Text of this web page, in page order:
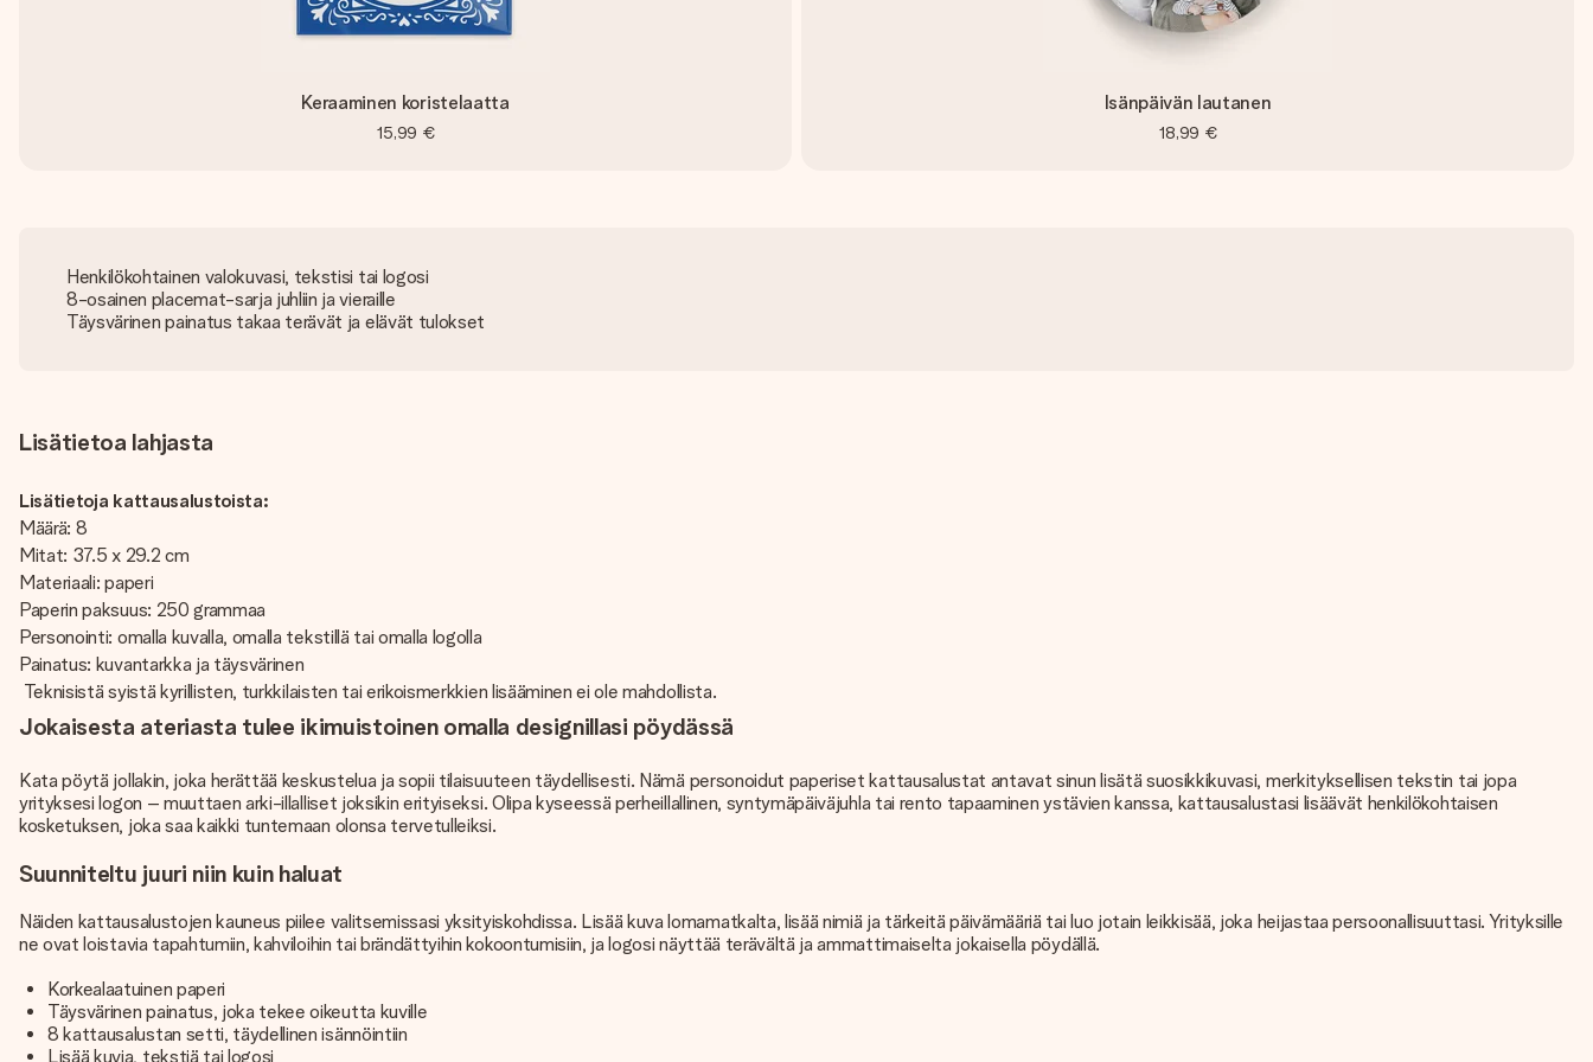
Keraaminen koristelaatta
15,99 €
Isänpäivän lautanen
18,99 €
Henkilökohtainen valokuvasi, tekstisi tai logosi
8-osainen placemat-sarja juhliin ja vieraille
Täysvärinen painatus takaa terävät ja elävät tulokset
Lisätietoa lahjasta
Lisätietoja kattausalustoista:
Määrä: 8
Mitat: 37.5 x 29.2 cm
Materiaali: paperi
Paperin paksuus: 250 grammaa
Personointi: omalla kuvalla, omalla tekstillä tai omalla logolla
Painatus: kuvantarkka ja täysvärinen
Teknisistä syistä kyrillisten, turkkilaisten tai erikoismerkkien lisääminen ei ole mahdollista.
Jokaisesta ateriasta tulee ikimuistoinen omalla designillasi pöydässä
Kata pöytä jollakin, joka herättää keskustelua ja sopii tilaisuuteen täydellisesti. Nämä personoidut paperiset kattausalustat antavat sinun lisätä suosikkikuvasi, merkityksellisen tekstin tai jopa
yrityksesi logon – muuttaen arki-illalliset joksikin erityiseksi. Olipa kyseessä perheillallinen, syntymäpäiväjuhla tai rento tapaaminen ystävien kanssa, kattausalustasi lisäävät henkilökohtaisen
kosketuksen, joka saa kaikki tuntemaan olonsa tervetulleiksi.
Suunniteltu juuri niin kuin haluat
Näiden kattausalustojen kauneus piilee valitsemissasi yksityiskohdissa. Lisää kuva lomamatkalta, lisää nimiä ja tärkeitä päivämääriä tai luo jotain leikkisää, joka heijastaa persoonallisuuttasi. Yrityksille
ne ovat loistavia tapahtumiin, kahviloihin tai brändättyihin kokoontumisiin, ja logosi näyttää terävältä ja ammattimaiselta jokaisella pöydällä.
Korkealaatuinen paperi
Täysvärinen painatus, joka tekee oikeutta kuville
8 kattausalustan setti, täydellinen isännöintiin
Lisää kuvia, tekstiä tai logosi